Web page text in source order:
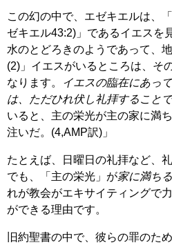
この幻の中で、エゼキエルは、
ゼキエル43:2)」であるイエスを
水のとどろきのようであって、
(2)」イエスがいるところは、そ
なります。
イエスの臨在にあっ
は、ただひれ伏し礼拝すること
いると、主の栄光が主の家に満
注いだ。(4,AMP訳)」
たとえば、日曜日の礼拝など、
でも、「主の栄光」が家に満ちる
れが教会がエキサイティングで
ができる理由です。
旧約聖書の中で、彼らの罪のた